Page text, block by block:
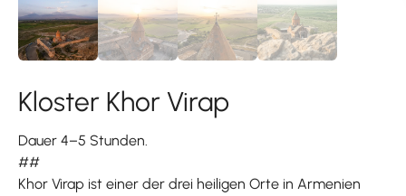
Kloster Khor Virap
Dauer 4–5 Stunden.
##
Khor Virap ist einer der drei heiligen Orte in Armenien